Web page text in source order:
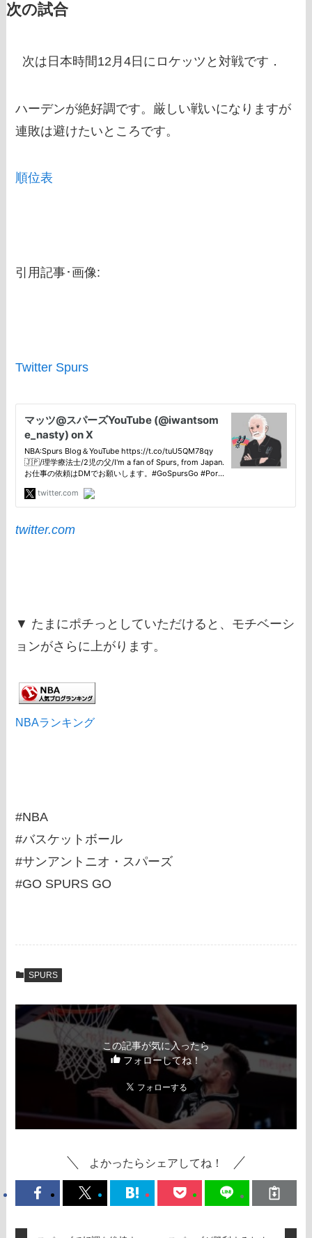
次の試合
次は日本時間12月4日にロケッツと対戦です．
ハーデンが絶好調です。厳しい戦いになりますが
連敗は避けたいところです。
順位表
引用記事･画像:
Twitter Spurs
twitter.com
▼ たまにポチっとしていただけると、モチベーシ
ョンがさらに上がります。
NBAランキング
#NBA
#バスケットボール
#サンアントニオ・スパーズ
#GO SPURS GO
SPURS
この記事が気に入ったら
フォローしてね！
よかったらシェアしてね！